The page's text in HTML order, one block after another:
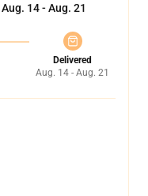
Aug. 14 - Aug. 21
Delivered
Aug. 14 - Aug. 21